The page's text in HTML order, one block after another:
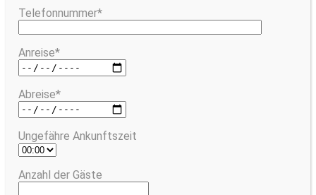
Telefonnummer*
Anreise*
Abreise*
Ungefähre Ankunftszeit
Anzahl der Gäste